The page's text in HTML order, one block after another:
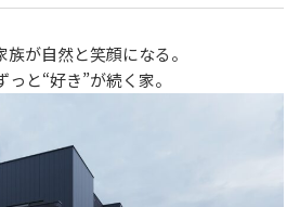
族が自然と笑顔になる。
と“好き”が続く家。